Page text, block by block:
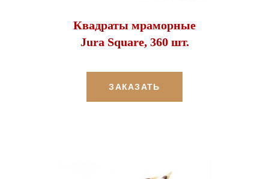
Квадраты мраморные
Jura Square, 360 шт.
ЗАКАЗАТЬ